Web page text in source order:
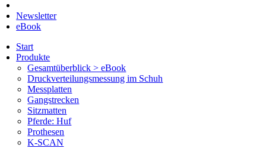
Newsletter
eBook
Start
Produkte
Gesamtüberblick > eBook
Druckverteilungsmessung im Schuh
Messplatten
Gangstrecken
Sitzmatten
Pferde: Huf
Prothesen
K-SCAN